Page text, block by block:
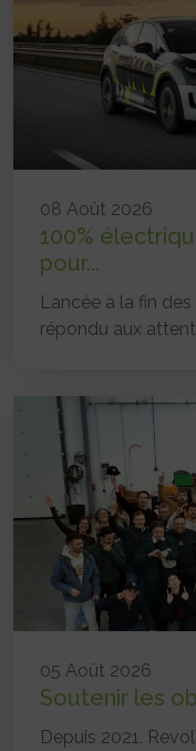
08 Août 2026
100%
pour...
Lancée à la fin des
répondu aux
05 Août 2026
Soutenir les
Depuis 2021,